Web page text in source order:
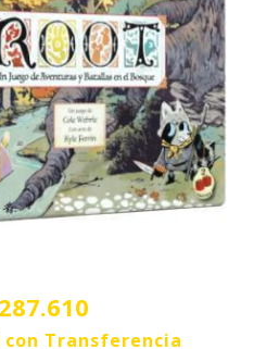
con Transferencia